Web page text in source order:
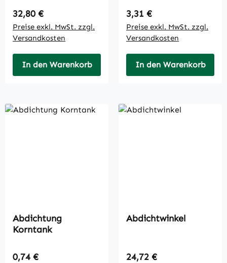
Regulärer Preis:
32,80 €
Preise exkl. MwSt. zzgl.
Versandkosten
In den Warenkorb
Regulärer Preis:
3,31 €
Preise exkl. MwSt. zzgl.
Versandkosten
In den Warenkorb
Abdichtung
Korntank
Regulärer Preis:
0,74 €
Abdichtwinkel
Regulärer Preis:
24,72 €